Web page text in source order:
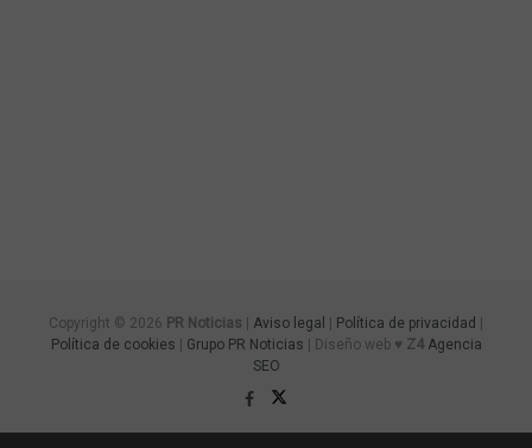
Copyright © 2026 PR Noticias Aviso legal Política de privacidad
Política de cookies
Grupo PR Noticias | Diseño web ♥ Z4 Agencia
SEO